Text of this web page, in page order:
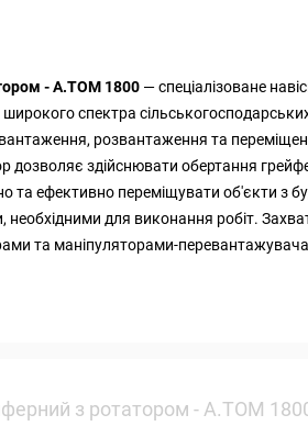
- А.ТОМ 1800— спеціалізоване
спектра
розвантаження та
дозволяє здійснювати обертання
та ефективно переміщувати об'єкти з
необхідними для виконання робіт.
та маніпуляторами-
з ротатором - А.ТОМ